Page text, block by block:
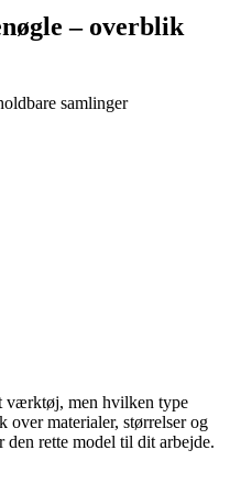
– overblik
samlinger
værktøj, men hvilken type
over materialer, størrelser og
rette model til dit arbejde.